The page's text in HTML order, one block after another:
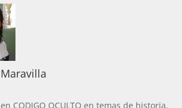
CODIGO OCULTO en temas de historia,